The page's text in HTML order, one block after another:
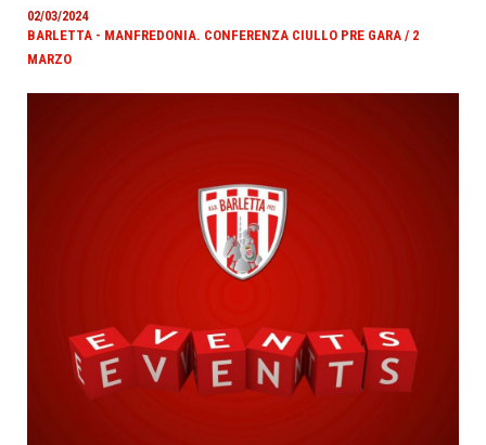
02/03/2024
BARLETTA - MANFREDONIA. CONFERENZA CIULLO PRE GARA / 2
MARZO